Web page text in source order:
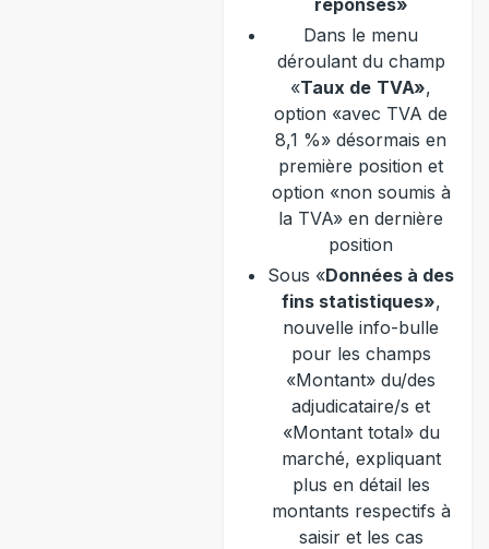
réponses»
Dans le menu
déroulant du champ
«Taux de TVA»,
option «avec TVA de
8,1 %» désormais en
première position et
option «non soumis à
la TVA» en dernière
position
Sous «Données à des
fins statistiques»,
nouvelle info-bulle
pour les champs
«Montant» du/des
adjudicataire/s et
«Montant total» du
marché, expliquant
plus en détail les
montants respectifs à
saisir et les cas